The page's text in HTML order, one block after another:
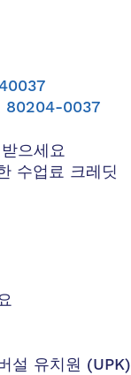
80204-0037
으세요
수업료 크레딧
설 유치원 (UPK)